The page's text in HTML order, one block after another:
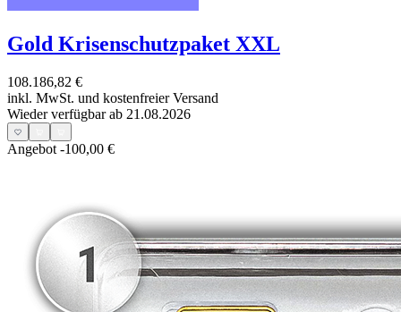
Gold Krisenschutzpaket XXL
108.186,82 €
inkl. MwSt. und kostenfreier Versand
Wieder verfügbar ab 21.08.2026
Angebot -100,00 €